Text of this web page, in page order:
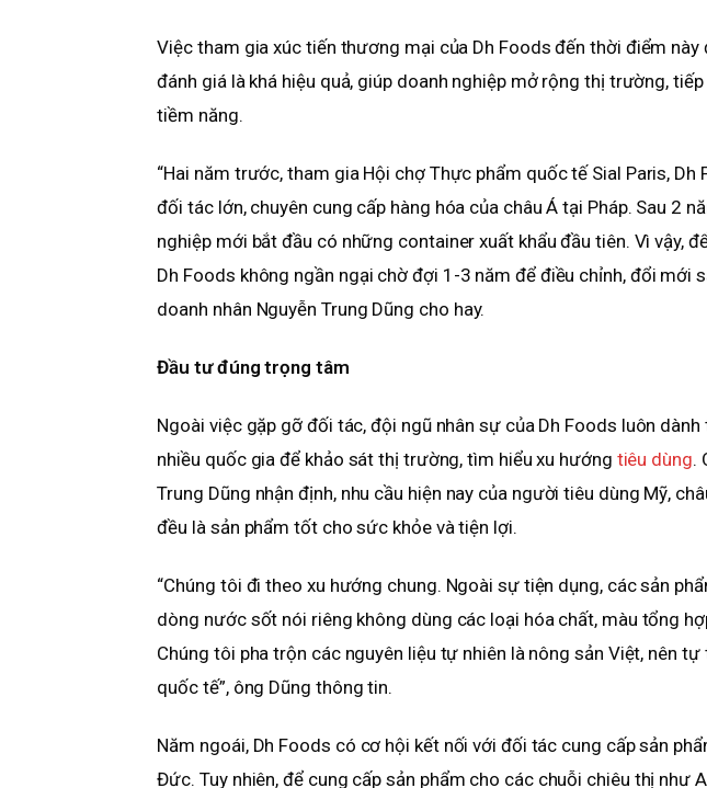
Việc tham gia xúc tiến thương mại của Dh Foods đến thời điểm này
đánh giá là khá hiệu quả, giúp doanh nghiệp mở rộng thị trường,
tiềm năng.
“Hai năm trước, tham gia Hội chợ Thực phẩm quốc tế Sial Paris,
đối tác lớn, chuyên cung cấp hàng hóa của châu Á tại Pháp. Sau 2
nghiệp mới bắt đầu có những container xuất khẩu đầu tiên. Vì vậy,
Dh Foods không ngần ngại chờ đợi 1-3 năm để điều chỉnh, đổi mới
doanh nhân Nguyễn Trung Dũng cho hay.
Đầu tư đúng trọng tâm
Ngoài việc gặp gỡ đối tác, đội ngũ nhân sự của Dh Foods luôn
nhiều quốc gia để khảo sát thị trường, tìm hiểu xu hướng tiêu dùng.
Trung Dũng nhận định, nhu cầu hiện nay của người tiêu dùng Mỹ,
đều là sản phẩm tốt cho sức khỏe và tiện lợi.
“Chúng tôi đi theo xu hướng chung. Ngoài sự tiện dụng, các sản
dòng nước sốt nói riêng không dùng các loại hóa chất, màu tổng
Chúng tôi pha trộn các nguyên liệu tự nhiên là nông sản Việt, nên
quốc tế”, ông Dũng thông tin.
Năm ngoái, Dh Foods có cơ hội kết nối với đối tác cung cấp sản
Đức. Tuy nhiên, để cung cấp sản phẩm cho các chuỗi chiêu thị như